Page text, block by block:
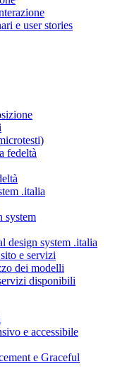
e user stories
fedeltà
.italia
system
design system .italia
e servizi
dei modelli
disponibili
e accessibile
e Graceful